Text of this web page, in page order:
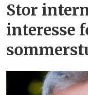
Stor
interesse